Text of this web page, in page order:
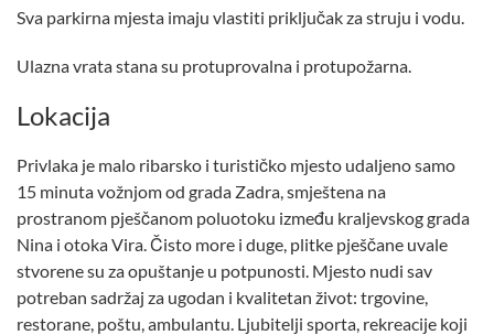
Sva parkirna mjesta imaju vlastiti priključak za struju i vodu.
Ulazna vrata stana su protuprovalna i protupožarna.
Lokacija
Privlaka je malo ribarsko i turističko mjesto udaljeno samo
15 minuta vožnjom od grada Zadra, smještena na
prostranom pješčanom poluotoku između kraljevskog grada
Nina i otoka Vira. Čisto more i duge, plitke pješčane uvale
stvorene su za opuštanje u potpunosti. Mjesto nudi sav
potreban sadržaj za ugodan i kvalitetan život: trgovine,
restorane, poštu, ambulantu. Ljubitelji sporta, rekreacije koji